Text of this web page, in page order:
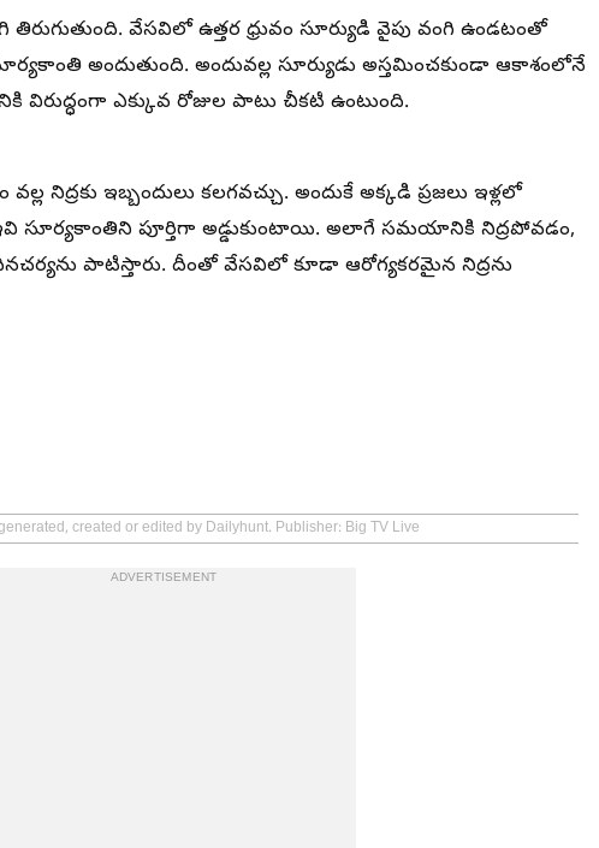
తిరుగుతుంది. వేసవిలో ఉత్తర ధ్రువం సూర్యుడి వైపు వంగి ఉండటంతో
అందుతుంది. అందువల్ల సూర్యుడు అస్తమించకుండా ఆకాశంలోనే
విరుద్ధంగా ఎక్కువ రోజుల పాటు చీకటి ఉంటుంది.
నిద్రకు ఇబ్బందులు కలగవచ్చు. అందుకే అక్కడి ప్రజలు ఇళ్లలో
ఇవి సూర్యకాంతిని పూర్తిగా అడ్డుకుంటాయి. అలాగే సమయానికి నిద్రపోవడం,
పాటిస్తారు. దీంతో వేసవిలో కూడా ఆరోగ్యకరమైన నిద్రను
created or edited by Dailyhunt. Publisher: Big TV Live
ADVERTISEMENT